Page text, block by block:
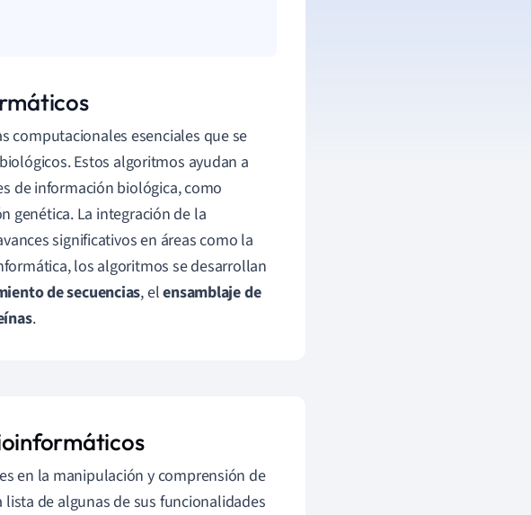
computacionales esenciales que se
biológicos. Estos algoritmos ayudan a
de información biológica, como
genética. La integración de la
significativos en áreas como la
los algoritmos se desarrollan
de secuencias, elensamblaje de
.
en la manipulación y comprensión de
de algunas de sus funcionalidades